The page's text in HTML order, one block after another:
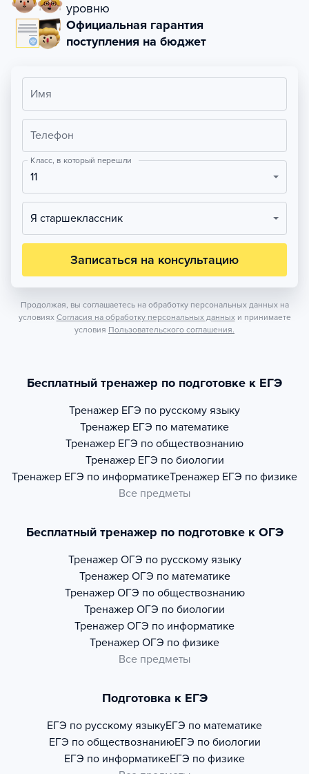
уровню
Официальная гарантия
поступления на бюджет
Имя
Телефон
Класс, в который перешли
11
Я старшеклассник
Записаться на консультацию
Продолжая, вы соглашаетесь на обработку персональных данных на
условиях Согласия на обработку персональных данных и принимаете
условия Пользовательского соглашения.
Бесплатный тренажер по подготовке к ЕГЭ
Тренажер ЕГЭ по русскому языку
Тренажер ЕГЭ по математике
Тренажер ЕГЭ по обществознанию
Тренажер ЕГЭ по биологии
Тренажер ЕГЭ по информатикеТренажер ЕГЭ по физике
Все предметы
Бесплатный тренажер по подготовке к ОГЭ
Тренажер ОГЭ по русскому языку
Тренажер ОГЭ по математике
Тренажер ОГЭ по обществознанию
Тренажер ОГЭ по биологии
Тренажер ОГЭ по информатике
Тренажер ОГЭ по физике
Все предметы
Подготовка к ЕГЭ
ЕГЭ по русскому языкуЕГЭ по математике
ЕГЭ по обществознаниюЕГЭ по биологии
ЕГЭ по информатикеЕГЭ по физике